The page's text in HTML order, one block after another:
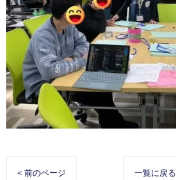
< 前のページ 一覧に戻る